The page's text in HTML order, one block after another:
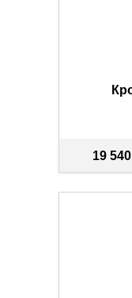
19 540